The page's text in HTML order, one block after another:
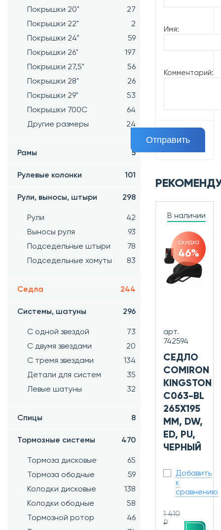
Покрышки 20"
27
Покрышки 22"
2
Покрышки 24"
59
Покрышки 26"
197
Покрышки 27,5"
56
Покрышки 28"
26
Покрышки 29"
53
Покрышки 700C
64
Другие размеры
24
Рамы 5
Рулевые колонки 101
Рули, выносы, штыри 298
Рули
42
Выносы руля
93
Подседельные штыри
78
Подседельные хомуты
83
Седла 244
Системы, шатуны 296
С одной звездой
73
С двумя звездами
20
С тремя звездами
134
Детали для систем
35
Левые шатуны
32
Спицы 8
Тормозные системы 470
Тормоза дисковые
65
Тормоза ободные
59
Колодки дисковые
138
Колодки ободные
58
Тормозной ротор
46
Имя:
Комментарий:
В наличии
скидка
46%
арт.
742594
СЕДЛО
COMIRON
KINGSTON
C063-BL
265X195
ММ, DW,
ED, PU,
ЧЕРНЫЙ
Добавить
к
сравнению
1 410
₽